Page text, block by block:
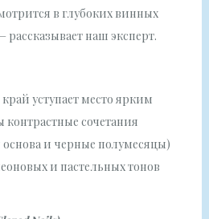
в глубоких винных
рассказывает наш эксперт.
уступает место ярким
сочетания
и черные полумесяцы)
и пастельных тонов